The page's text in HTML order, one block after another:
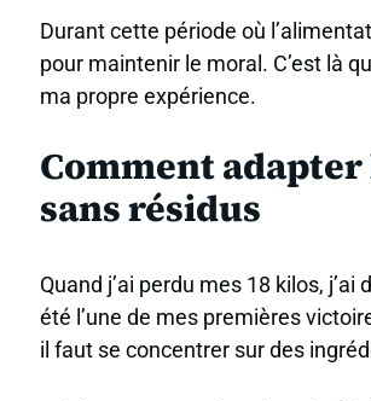
Durant cette période où
pour maintenir le moral. C’est là
ma propre expérience.
Comment
sans résidus
Quand j’ai perdu mes 18 kilos,
été l’une de mes premières
il faut se concentrer sur des